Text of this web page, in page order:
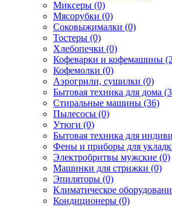
Миксеры (0)
Мясорубки (0)
Соковыжималки (0)
Тостеры (0)
Хлебопечки (0)
Кофеварки и кофемашины
Кофемолки (0)
Аэрогрили, сушилки (0)
Бытовая техника для дома
Стиральные машины (36)
Пылесосы (0)
Утюги (0)
Бытовая техника для
Фены и приборы для
Электробритвы мужские (0)
Машинки для стрижки (0)
Эпиляторы (0)
Климатическое
Кондиционеры (0)